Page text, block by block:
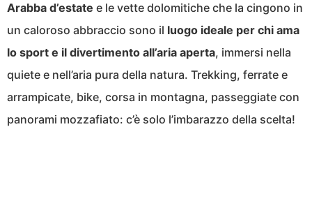
Arabba d’estate e le vette dolomitiche che la cingono in
un caloroso abbraccio sono il luogo ideale per chi ama
lo sport e il divertimento all’aria aperta, immersi nella
quiete e nell’aria pura della natura. Trekking, ferrate e
arrampicate, bike, corsa in montagna, passeggiate con
panorami mozzafiato: c’è solo l’imbarazzo della scelta!